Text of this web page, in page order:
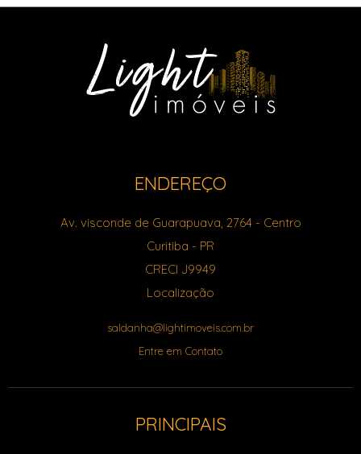
ENDEREÇO
Av. visconde de Guarapuava, 2764- Centro
Curitiba - PR
CRECI J9949
Localização
saldanha@lightimoveis.com.br
Entre em Contato
PRINCIPAIS